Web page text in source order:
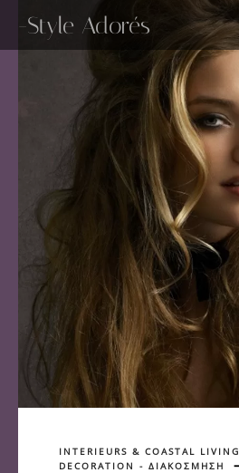
-Style Adorés
INTERIEURS & COASTAL LIVING
DECORATION - ΔΙΑΚΟΣΜΗΣΗ